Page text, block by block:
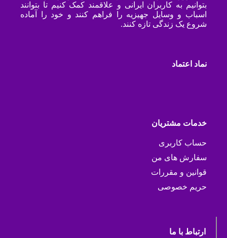
بتوانیم به کاربران ایرانی و علاقمند کمک کنیم تا بتوانند
اسباب و وسایل جهیزیه را فراهم کنند و خود را آماده
شروع یک زندگی تازه کنند.
نماد اعتماد
خدمات مشتریان
حساب کاربری
سفارش های من
قوانین و مقررات
حریم خصوصی
ارتباط با ما